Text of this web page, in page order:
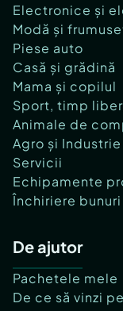
Electronice și
Modă și
Piese auto
Casă și grădină
Mama și copilul
Sport, timp
Animale de
Agro și Industrie
Servicii
Echipamente
Închiriere
De ajutor
Pachetele mele
De ce să vinzi